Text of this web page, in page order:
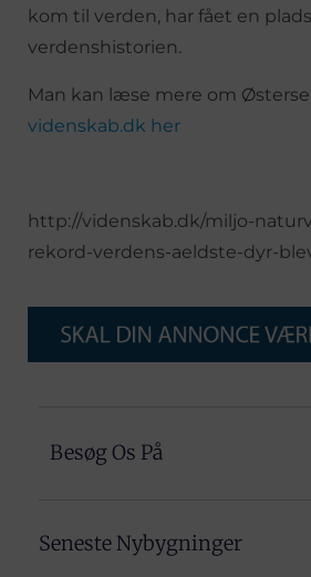
kom til verden, har fået en
verdenshistorien.
Man kan læse mere om
videnskab.dk her
http://videnskab.dk/miljo-
rekord-verdens-aeldste-dyr-
Besøg Os På
Seneste Nybygninger